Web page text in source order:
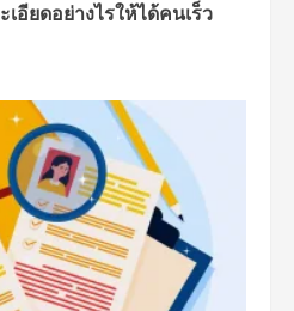
อียดอย่างไรให้ได้คนเร็ว